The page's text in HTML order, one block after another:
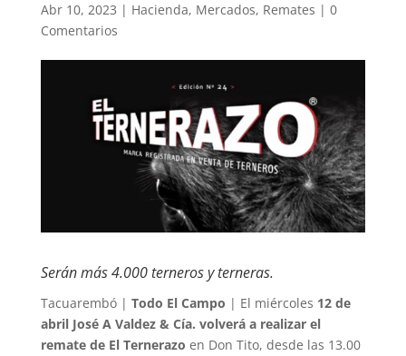
Abr 10, 2023 | Hacienda, Mercados, Remates | 0
Comentarios
Serán más 4.000 terneros y terneras.
Tacuarembó | Todo El Campo | El miércoles 12 de
abril José A Valdez & Cía. volverá a realizar el
remate de El Ternerazo en Don Tito, desde las 13.00